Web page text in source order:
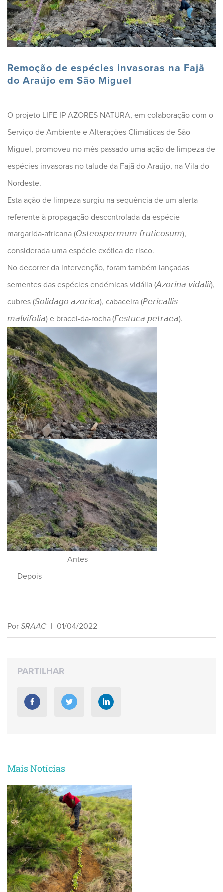
Remoção de espécies invasoras na Fajã
do Araújo em São Miguel
O projeto LIFE IP AZORES NATURA, em colaboração com o
Serviço de Ambiente e Alterações Climáticas de São
Miguel, promoveu no mês passado uma ação de limpeza de
espécies invasoras no talude da Fajã do Araújo, na Vila do
Nordeste.
Esta ação de limpeza surgiu na sequência de um alerta
referente à propagação descontrolada da espécie
margarida-africana (𝘖𝘴𝘵𝘦𝘰𝘴𝘱𝘦𝘳𝘮𝘶𝘮 𝘧𝘳𝘶𝘵𝘪𝘤𝘰𝘴𝘶𝘮),
considerada uma espécie exótica de risco.
No decorrer da intervenção, foram também lançadas
sementes das espécies endémicas vidália (𝘈𝘻𝘰𝘳𝘪𝘯𝘢 𝘷𝘪𝘥𝘢𝘭𝘪𝘪),
cubres (𝘚𝘰𝘭𝘪𝘥𝘢𝘨𝘰 𝘢𝘻𝘰𝘳𝘪𝘤𝘢), cabaceira (𝘗𝘦𝘳𝘪𝘤𝘢𝘭𝘭𝘪𝘴
𝘮𝘢𝘭𝘷𝘪𝘧𝘰𝘭𝘪𝘢) e bracel-da-rocha (𝘍𝘦𝘴𝘵𝘶𝘤𝘢 𝘱𝘦𝘵𝘳𝘢𝘦𝘢).
Antes
Depois
Por SRAAC | 01/04/2022
PARTILHAR
Mais Notícias